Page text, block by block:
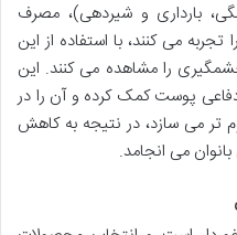
بارداری و شیردهی)، مصرف
می کنند، با استفاده از این
را مشاهده می کنند. این
پوست کمک کرده و آن را در
تر می سازد، در نتیجه به کاهش
می انجامد.